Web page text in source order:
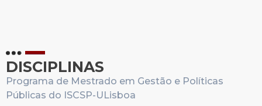
DISCIPLINAS
Programa de Mestrado em Gestão e Políticas
Públicas do ISCSP-ULisboa